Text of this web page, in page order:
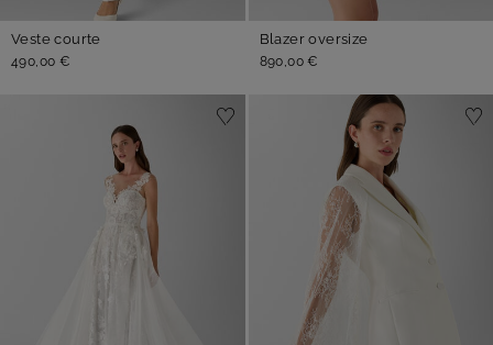
Veste courte
490,00 €
Blazer oversize
890,00 €